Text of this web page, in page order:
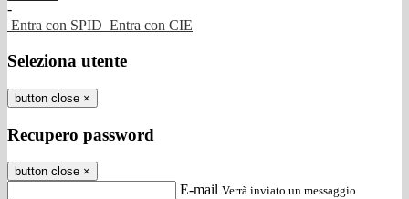
-
Entra con SPID Entra con CIE
Seleziona utente
button close ×
Recupero password
button close ×
E-mail Verrà inviato un messaggio